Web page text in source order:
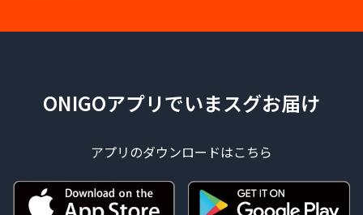
ONIGOアプリでいまスグお届け
アプリのダウンロードはこちら